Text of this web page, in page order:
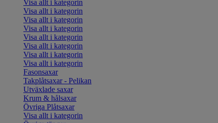
Visa allt i kategorin
Visa allt i kategorin
Visa allt i kategorin
Visa allt i kategorin
Visa allt i kategorin
Visa allt i kategorin
Visa allt i kategorin
Visa allt i kategorin
Fasonsaxar
Takplåtsaxar - Pelikan
Utväxlade saxar
Krum & hålsaxar
Övriga Plåtsaxar
Visa allt i kategorin